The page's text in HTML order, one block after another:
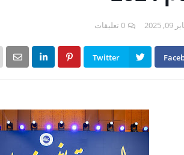
2025 0 تعليقات
Twitter